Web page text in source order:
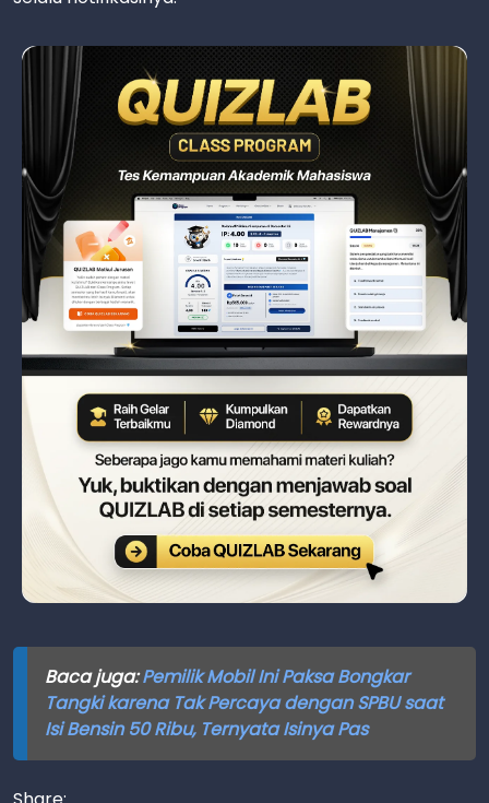
Baca juga:Pemilik Mobil Ini Paksa Bongkar
Tangki karena Tak Percaya dengan SPBU saat
Isi Bensin 50 Ribu, Ternyata Isinya Pas